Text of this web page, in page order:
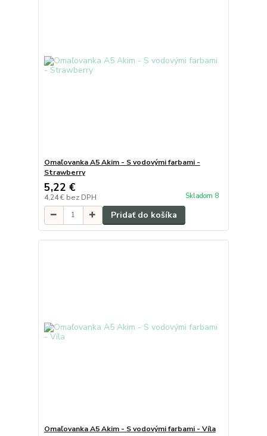
Omaľovanka A5 Akim - S vodovými farbami -
Strawberry
5,22 €
4,24 € bez DPH Skladom 8
Pridať do košíka
Omaľovanka A5 Akim - S vodovými farbami - Víla